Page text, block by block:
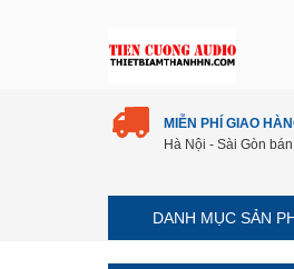
MIỄN PHÍ GIAO
Hà Nội - Sài Gòn
DANH MỤC SẢN